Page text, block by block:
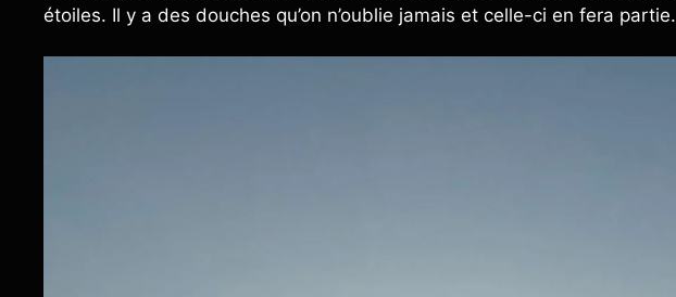
étoiles. Il y a des douches qu’on n’oublie jamais et celle-ci en fera partie.